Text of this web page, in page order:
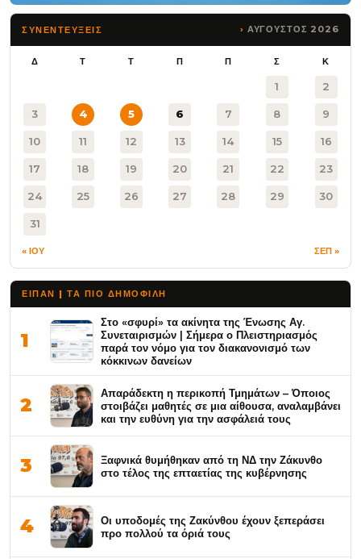
ΣΥΝΕΝΤΕΥΞΕΙΣ ΑΥΓΟΥΣΤΟΣ 2026
Δ Τ Τ Π Π Σ Κ
1 2
3 4 5 6 7 8 9
10 11 12 13 14 15 16
17 18 19 20 21 22 23
24 25 26 27 28 29 30
31
« ΙΟΥ ΣΕΠ »
ΕΙΠΑΝ | ΤΑ ΠΙΟ ΔΗΜΟΦΙΛΉ
1
Στο «σφυρί» τα ακίνητα της Ένωσης Αγ.
Συνεταιρισμών | Σήμερα ο Πλειστηριασμός
παρά τον νόμο για τον διακανονισμό των
κόκκινων δανείων
2
Απαράδεκτη η περικοπή Τμημάτων – Όποιος
στοιβάζει μαθητές σε μια αίθουσα, αναλαμβάνει
και την ευθύνη για την ασφάλειά τους
3
Ξαφνικά θυμήθηκαν από τη ΝΔ την Ζάκυνθο
στο τέλος της επταετίας της κυβέρνησης
4
Οι υποδομές της Ζακύνθου έχουν ξεπεράσει
προ πολλού τα όριά τους